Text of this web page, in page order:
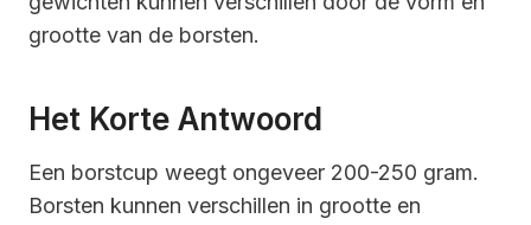
grootte van de borsten.
Het Korte Antwoord
Een borstcup weegt ongeveer 200-250 gram.
Borsten kunnen verschillen in grootte en